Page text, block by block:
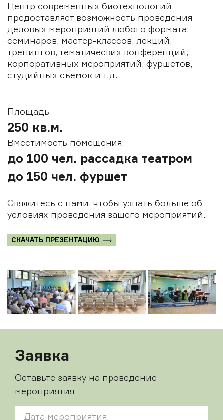
Центр современных биотехнологий
предоставляет возможность проведения
деловых мероприятий любого формата:
семинаров, мастер-классов, лекций,
тренингов, тематических конференций,
корпоративных мероприятий, фуршетов,
студийных съемок и т.д.
Площадь
250 кв.м.
Вместимость помещения:
до 100 чел. рассадка театром
до 150 чел. фуршет
Свяжитесь с нами, чтобы узнать больше об
условиях проведения вашего мероприятий.
СКАЧАТЬ ПРЕЗЕНТАЦИЮ
Заявка
Оставьте заявку на проведение
мероприятия